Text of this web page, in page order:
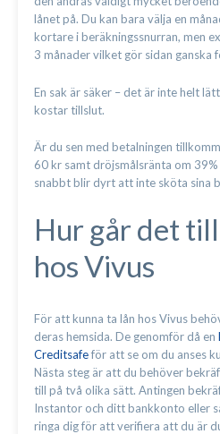
lånet på. Du kan bara välja en
kortare i beräkningssnurran, men
3 månader vilket gör sidan ganska
En sak är säker – det är inte helt
kostar tillslut.
Är du sen med betalningen
60 kr samt dröjsmålsränta om
snabbt blir dyrt att inte sköta sina
Hur går det
hos Vivus
För att kunna ta lån hos Vivus
deras hemsida. De genomför då en
Creditsafeför att se om du anses
Nästa steg är att du behöver
till på två olika sätt. Antingen
Instantor och ditt bankkonto eller
ringa dig för att verifiera att du är